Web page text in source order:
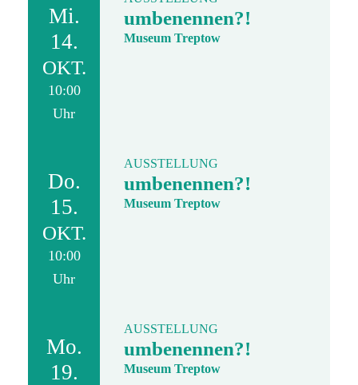
Mi.
14.
OKT.
10:00
Uhr
umbenennen?!
Museum Treptow
Do.
15.
OKT.
10:00
Uhr
AUSSTELLUNG
umbenennen?!
Museum Treptow
Mo.
19.
AUSSTELLUNG
umbenennen?!
Museum Treptow